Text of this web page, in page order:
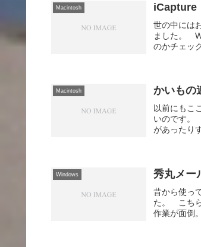
Macintosh iCapture
世の中には
ました。
のかチェッ
Macintosh かいも
以前にもこ
いのです。
があったり
Windows 秀丸メー
昔から使っ
た。 こち
作業が面倒